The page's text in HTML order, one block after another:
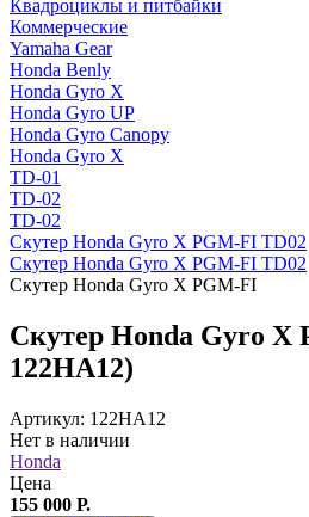
Квадроциклы и питбайки
Коммерческие
Yamaha Gear
Honda Benly
Honda Gyro X
Honda Gyro UP
Honda Gyro Canopy
Honda Gyro X
TD-01
TD-02
TD-02
Скутер Honda Gyro X PGM-FI TD02
Скутер Honda Gyro X PGM-FI TD02
Скутер Honda Gyro X PGM-FI
Скутер Honda Gyro X
122HA12)
Артикул: 122HA12
Нет в наличии
Honda
Цена
155 000 Р.